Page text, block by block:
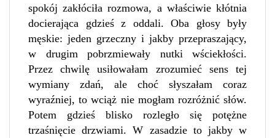
spokój zakłóciła rozmowa, a właściwie kłótnia
docierająca gdzieś z oddali. Oba głosy były
męskie: jeden grzeczny i jakby przepraszający,
w drugim pobrzmiewały nutki wściekłości.
Przez chwilę usiłowałam zrozumieć sens tej
wymiany zdań, ale choć słyszałam coraz
wyraźniej, to wciąż nie mogłam rozróżnić słów.
Potem gdzieś blisko rozległo się potężne
trzaśnięcie drzwiami. W zasadzie to jakby w